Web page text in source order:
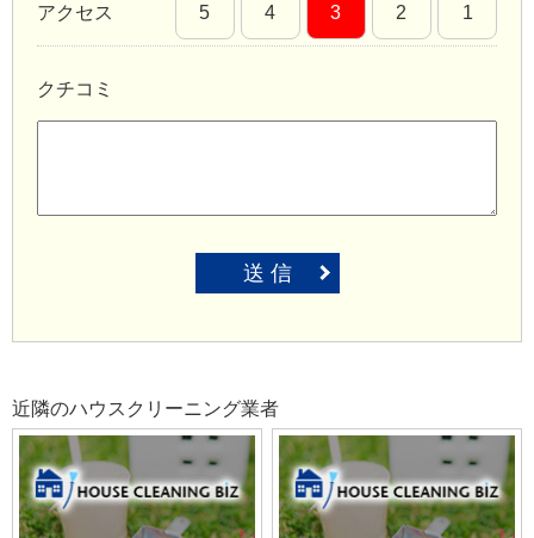
アクセス 5 4 3 2 1
クチコミ
送 信
近隣のハウスクリーニング業者